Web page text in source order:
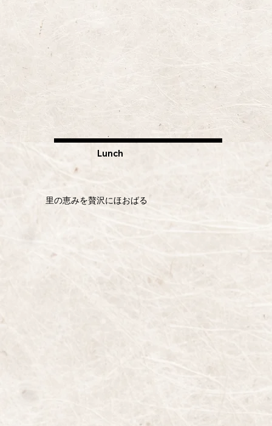
​Lunch
​里の恵みを贅沢にほおばる​